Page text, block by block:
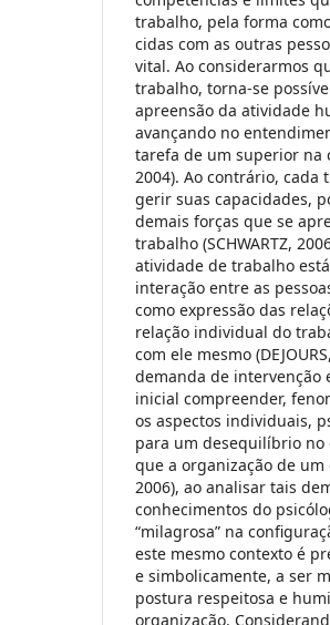
trabalho, pela forma
cidas com as outras
vital. Ao considerarmos
trabalho, torna-se
apreensão da atividade
avançando no
tarefa de um superior na
2004). Ao contrário, cada
gerir suas capacidades,
demais forças que se
trabalho (SCHWARTZ,
atividade de trabalho
interação entre as
como expressão das
relação individual do
com ele mesmo
demanda de intervenção
inicial compreender,
os aspectos individuais,
para um desequilíbrio no
que a organização de um
2006), ao analisar tais
conhecimentos do
“milagrosa” na
este mesmo contexto é
e simbolicamente, a ser
postura respeitosa e
organização.